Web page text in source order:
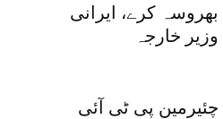
بھروسہ کرے، ایرانی
وزیر خارجہ
چئیرمین پی ٹی آئی